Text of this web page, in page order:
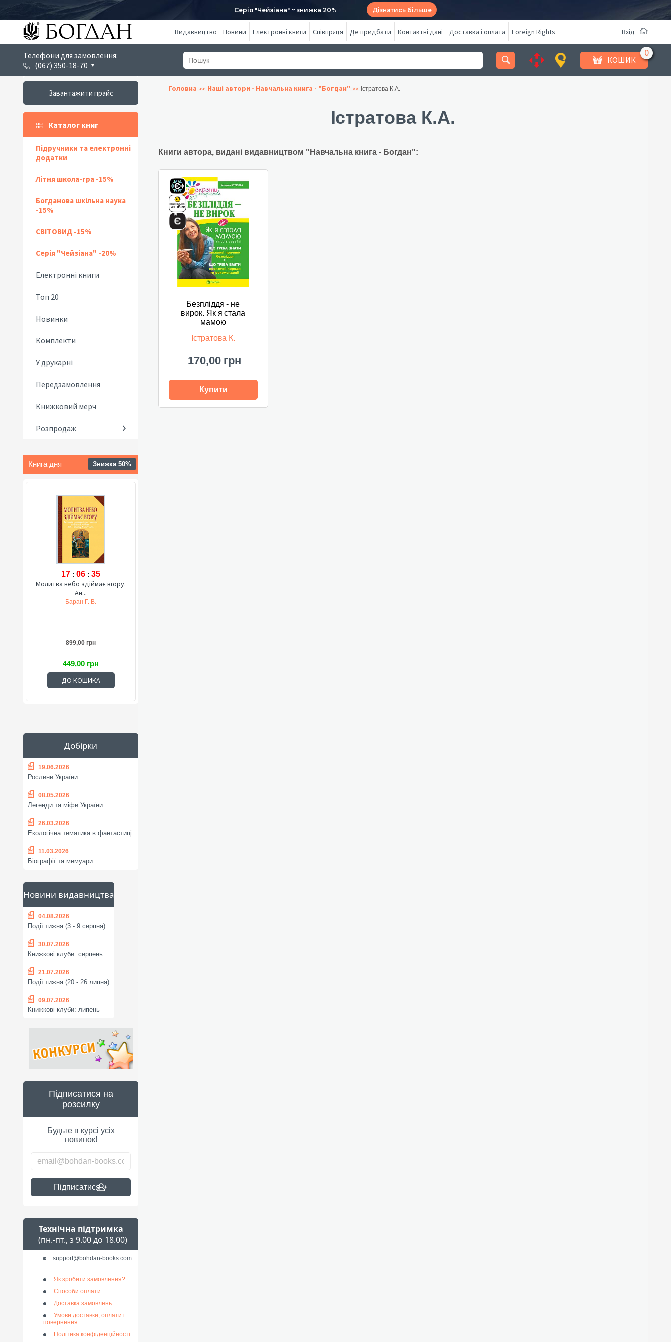
Серія "Чейзіана" ~ знижка 20% Дізнатись більше
Видавництво Новини Електронні книги Співпраця Де придбати Контактні дані Доставка і оплата Foreign Rights Вхід
Телефони для замовлення:
(067) 350-18-70
КОШИК
Завантажити прайс
Каталог книг
Підручники та електронні
додатки
Літня школа-гра -15%
Богданова шкільна наука
-15%
СВІТОВИД -15%
Серія "Чейзіана" -20%
Електронні книги
Топ 20
Новинки
Комплекти
У друкарні
Передзамовлення
Книжковий мерч
Розпродаж
Книга дня Знижка 50%
17 : 06 : 34
Молитва небо здіймає вгору.
Ан...
Баран Г. В.
899,00 грн
449,00 грн
ДО КОШИКА
Добірки
19.06.2026
Рослини України
08.05.2026
Легенди та міфи України
26.03.2026
Екологічна тематика в фантастиці
11.03.2026
Біографії та мемуари
Новини видавництва
04.08.2026
Події тижня (3 - 9 серпня)
30.07.2026
Книжкові клуби: серпень
21.07.2026
Події тижня (20 - 26 липня)
09.07.2026
Книжкові клуби: липень
Підписатися на
розсилку
Будьте в курсі усіх
новинок!
Підписатися
Технічна підтримка
(пн.-пт., з 9.00 до 18.00)
support@bohdan-books.com
Як зробити замовлення?
Способи оплати
Доставка замовлень
Умови доставки, оплати і
повернення
Політика конфіденційності
Головна Наші автори - Навчальна книга - "Богдан" Істратова К.А.
Істратова К.А.
Книги автора, видані видавництвом "Навчальна книга - Богдан":
Безпліддя - не
вирок. Як я стала
мамою
Істратова К.
170,00 грн
Купити